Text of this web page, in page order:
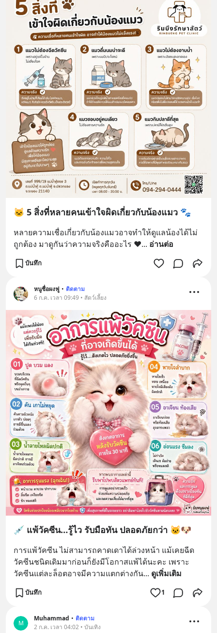
🐱 5 สิ่งที่หลายคนเข้าใจผิดเกี่ยวกับน้องแมว 🐾
หลายความเชื่อเกี่ยวกับน้องแมวอาจทำให้ดูแลน้องได้ไม่
ถูกต้อง มาดูกันว่าความจริงคืออะไร ❤️... อ่านต่อ
บันทึก
หนูชื่อผงฟู • ติดตาม
6 ก.ค. เวลา 09:49 • สัตว์เลี้ยง
💉 แพ้วัคซีน…รู้ไว รับมือทัน ปลอดภัยกว่า 🐱🐶
การแพ้วัคซีน ไม่สามารถคาดเดาได้ล่วงหน้า แม้เคยฉีด
วัคซีนชนิดเดิมมาก่อนก็ยังมีโอกาสแพ้ได้นะคะ เพราะ
วัคซีนแต่ละล็อตอาจมีความแตกต่างกัน... ดูเพิ่มเติม
บันทึก 1
M
Muhammad • ติดตาม
2 ก.ค. เวลา 04:02 • บันเทิง